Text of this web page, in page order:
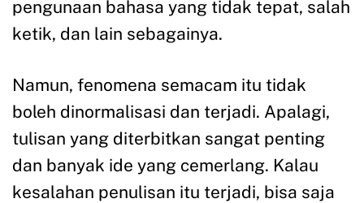
pengunaan bahasa yang tidak tepat, salah
ketik, dan lain sebagainya.
Namun, fenomena semacam itu tidak
boleh dinormalisasi dan terjadi. Apalagi,
tulisan yang diterbitkan sangat penting
dan banyak ide yang cemerlang. Kalau
kesalahan penulisan itu terjadi, bisa saja